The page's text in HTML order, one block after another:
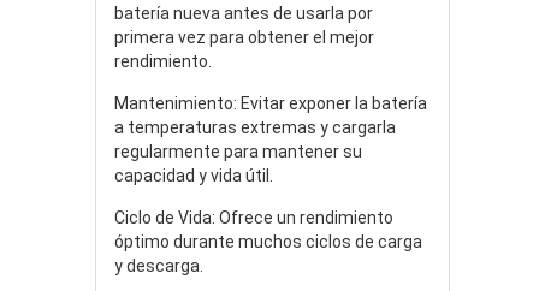
batería nueva antes de usarla por
primera vez para obtener el mejor
rendimiento.
Mantenimiento: Evitar exponer la batería
a temperaturas extremas y cargarla
regularmente para mantener su
capacidad y vida útil.
Ciclo de Vida: Ofrece un rendimiento
óptimo durante muchos ciclos de carga
y descarga.